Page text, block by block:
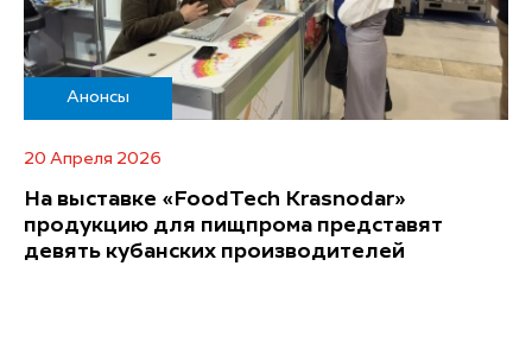
Анонсы
20 Апреля 2026
На выставке «FoodTech Krasnodar»
продукцию для пищпрома представят
девять кубанских производителей